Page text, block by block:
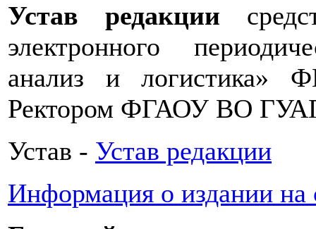
Устав редакции
электронного
анализ и
Ректором ФГАОУ ВО
Устав - Устав редакции
Информация о издании